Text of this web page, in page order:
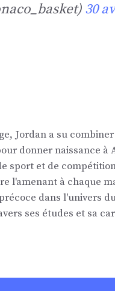
30
Jordan a su
donner naissance à
sport et de
l'amenant à chaque
dans l'univers
ses études et sa